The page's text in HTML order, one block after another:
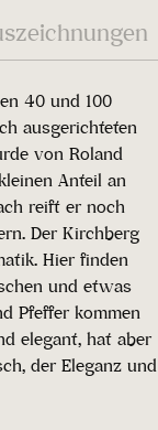
40 und 100
ausgerichteten
von Roland
Anteil an
reift er noch
Der Kirchberg
Hier finden
und etwas
Pfeffer kommen
elegant, hat aber
der Eleganz und